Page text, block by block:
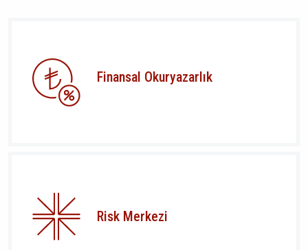
Finansal Okuryazarlık
Risk Merkezi